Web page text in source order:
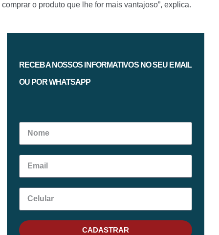
comprar o produto que lhe for mais vantajoso”, explica.
RECEBA NOSSOS INFORMATIVOS NO SEU EMAIL
OU POR WHATSAPP
CADASTRAR